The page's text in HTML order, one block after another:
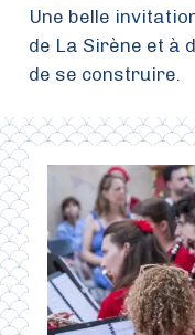
Une belle
de La Sirène et à
de se construire.